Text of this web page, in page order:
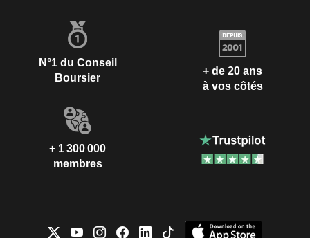
N°1 du Conseil
Boursier
+ de 20 ans
à vos côtés
+ 1 300 000
membres